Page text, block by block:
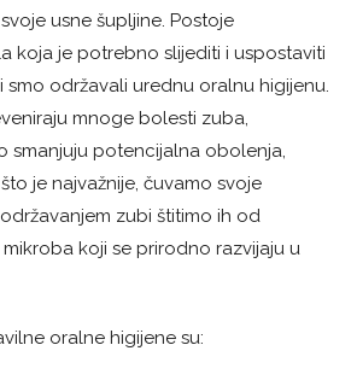
usne šupljine. Postoje
koja je potrebno slijediti i uspostaviti
smo održavali urednu oralnu higijenu.
mnoge bolesti zuba,
smanjuju potencijalna obolenja,
je najvažnije, čuvamo svoje
zubi štitimo ih od
koji se prirodno razvijaju u
oralne higijene su: